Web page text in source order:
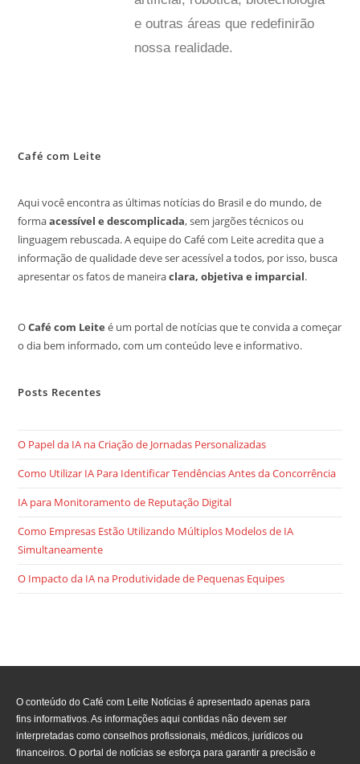
e outras áreas que redefinirão
nossa realidade.
Café com Leite
Aqui você encontra as últimas notícias do Brasil e do mundo, de
formaacessível e descomplicada, sem jargões técnicos ou
linguagem rebuscada. A equipe do Café com Leite acredita que a
informação de qualidade deve ser acessível a todos, por isso, busca
apresentar os fatos de maneiraclara, objetiva e imparcial.
OCafé com Leite é um portal de notícias que te convida a começar
o dia bem informado, com um conteúdo leve e informativo.
Posts Recentes
O Papel da IA na Criação de Jornadas Personalizadas
Como Utilizar IA Para Identificar Tendências Antes da Concorrência
IA para Monitoramento de Reputação Digital
Como Empresas Estão Utilizando Múltiplos Modelos de IA
Simultaneamente
O Impacto da IA na Produtividade de Pequenas Equipes
O conteúdo do Café com Leite Notícias é apresentado apenas para
fins informativos. As informações aqui contidas não devem ser
interpretadas como conselhos profissionais, médicos, jurídicos ou
financeiros. O portal de notícias se esforça para garantir a precisão e